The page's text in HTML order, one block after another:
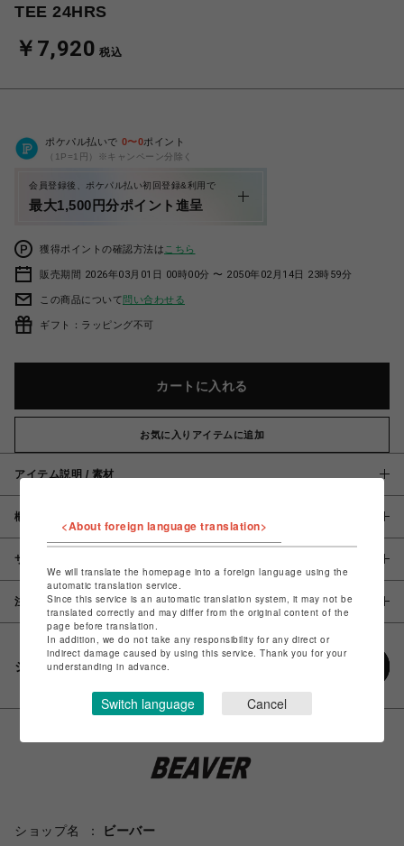
TEE 24HRS
￥7,920 税込
ポケパル払いで 0〜0ポイント
（1P=1円）※キャンペーン分除く
会員登録後、ポケパル払い初回登録&利用で
最大1,500円分ポイント進呈
獲得ポイントの確認方法は こちら
販売期間 2026年03月01日 00時00分 〜 2050年02月14日 23時59分
この商品について問い合わせる
ギフト：ラッピング不可
カートに入れる
お気に入りアイテムに追加
アイテム説明 / 素材
概要
サイズ
注意事項
シェアする
ショップ名
ビーバー
<About foreign language translation>
We will translate the homepage into a foreign language using the
automatic translation service.
Since this service is an automatic translation system, it may not be
translated correctly and may differ from the original content of the
page before translation.
In addition, we do not take any responsibility for any direct or
indirect damage caused by using this service. Thank you for your
understanding in advance.
Switch language Cancel